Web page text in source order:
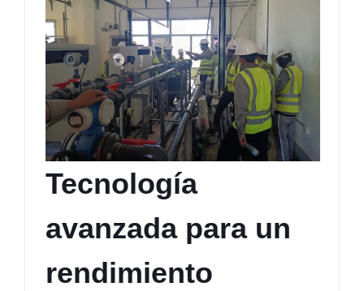
Tecnología
avanzada para un
rendimiento